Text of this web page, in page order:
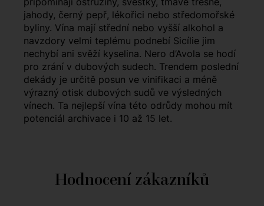
jahody, černý pepř, lékořici nebo středomořské
byliny. Vína mají střední nebo vyšší alkohol a
navzdory velmi teplému podnebí Sicílie jim
nechybí ani svěží kyselina. Nero d’Avola se hodí
pro zrání v dubových sudech. Trendem poslední
dekády je určitě posun ve vinifikaci a méně
výrazný otisk dubových sudů ve výsledných
vínech. Ta nejlepší vína této odrůdy mohou mít
potenciál archivace i 10 až 15 let.
Hodnocení zákazníků